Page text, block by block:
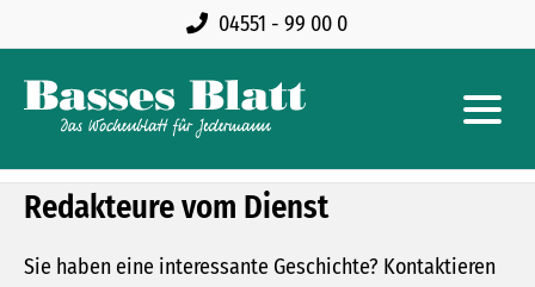
04551 - 99 00 0
Redakteure vom Dienst
Sie haben eine interessante Geschichte? Kontaktieren